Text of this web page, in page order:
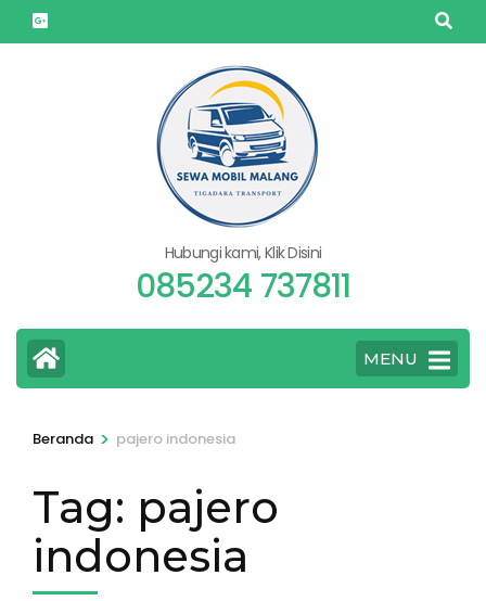
Lompat
ke
Hubungi kami, Klik Disini
085234 737811
MENU
Beranda > pajero indonesia
Tag: pajero
indonesia